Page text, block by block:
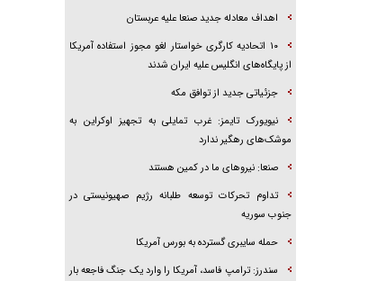
اهداف معادله جدید صنعا علیه عربستان
۱۰ اتحادیه کارگری خواستار لغو مجوز استفاده آمریکا
از پایگاه‌های انگلیس علیه ایران شدند
جزئیاتی جدید از توافق مکه
نیویورک تایمز: غرب تمایلی به تجهیز اوکراین به
موشک‌های رهگیر ندارد
صنعا: نیروهای ما در کمین‌ هستند
تداوم تحرکات توسعه طلبانه رژیم صهیونیستی در
جنوب سوریه
حمله سایبری گسترده به بورس آمریکا
سندرز: ترامپ فاسد، آمریکا را وارد یک جنگ فاجعه بار